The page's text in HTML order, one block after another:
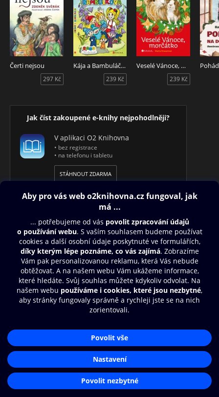
Čerti nejsou
297 Kč
Kája a Bambuláček - Pohádky z Bambulkova
239 Kč
Veselé Vánoce, morčátko
239 Kč
Jak číst zakoupené e-knihy nejpohodlněji?
V aplikaci O2 Knihovna
• bez registrace
• na telefonu i tabletu
STÁHNOUT ZDARMA
Obsah ke stažení
Moje O2 Knihovna
Další zábava
Nákupní řád
Přístupnost
Zásady zpracování osobních údajů
Cookies
Nastavení cookies
Aplikace O2 Knihovna
Čti a poslouchej své e-knihy a
audioknihy rychleji a pohodlněji.